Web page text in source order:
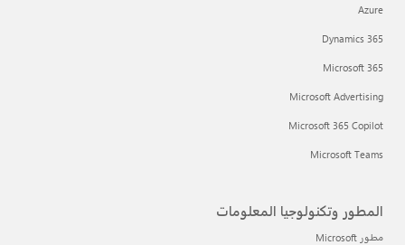
Azure
Dynamics 365
Microsoft 365
Microsoft Advertising
Microsoft 365 Copilot
Microsoft Teams
المطور وتكنولوجيا المعلومات
مطور Microsoft